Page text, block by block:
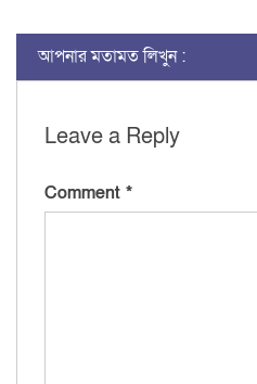
আপনার মতামত লিখুন :
Leave a Reply
Comment *